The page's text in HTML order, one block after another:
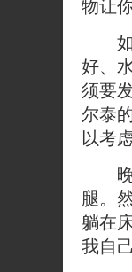
物让
如
好、
须要
尔泰
以考
晚
腿。
躺在
我自